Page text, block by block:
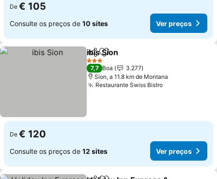
De € 105
Consulte os preços de 10 sites Ver preços
PartilharAdicionar aos favoritos
ibis Sion
3 Estrelas
7,7 Boa
3.277
Sion, a 11.8 km de Montana
Restaurante Swiss BistroVer preços
De € 120
Consulte os preços de 12 sites Ver preços